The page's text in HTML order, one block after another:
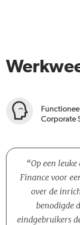
Corporate
Op een
Finance voor
over de
benodigde
eindgebruikers